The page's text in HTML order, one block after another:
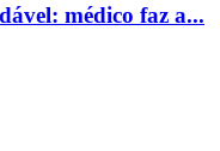
médico faz a...